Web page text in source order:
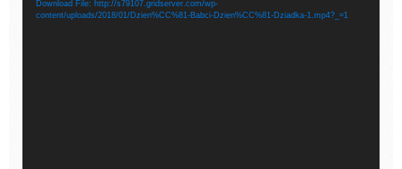
Download File: http://s79107.gridserver.com/wp-
content/uploads/2018/01/Dzien%CC%81-Babci-Dzien%CC%81-Dziadka-1.mp4?_=1